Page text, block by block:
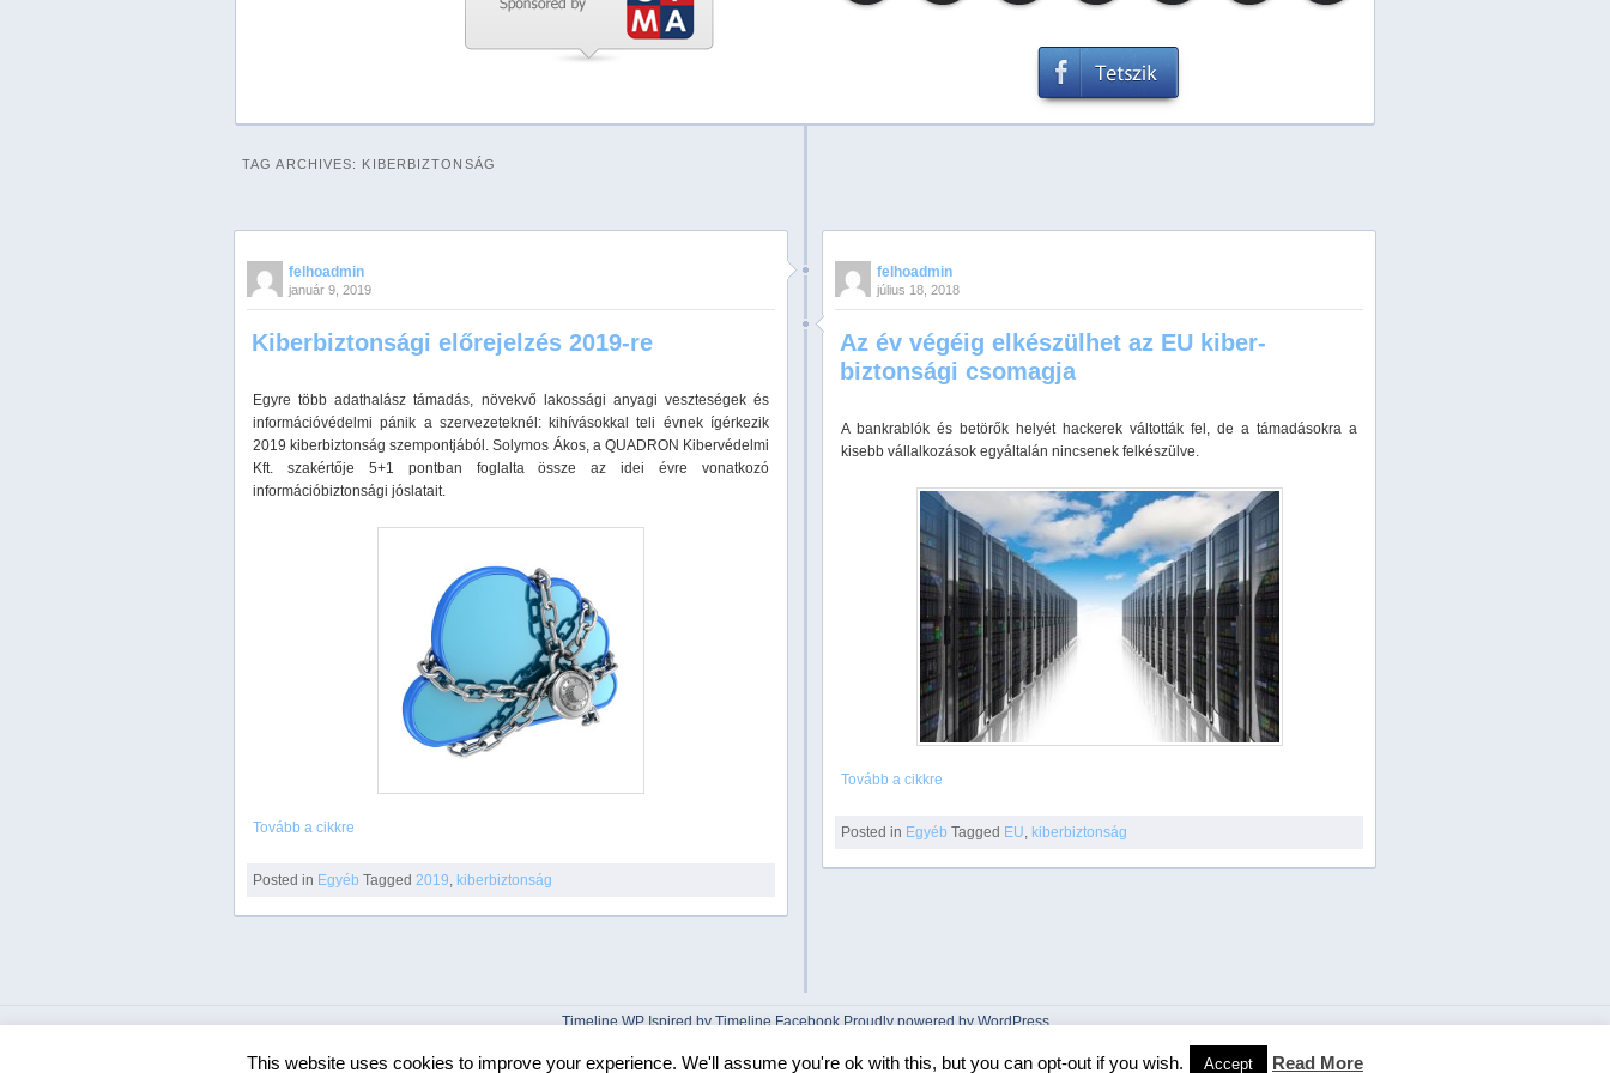
PreviousNextStop
4
5
TAG ARCHIVES: KIBERBIZTONSÁG
felhoadmin
január 9, 2019
Kiberbiztonsági előrejelzés 2019-re
Egyre több adathalász támadás, növekvő lakossági anyagi veszteségek és
információvédelmi pánik a szervezeteknél: kihívásokkal teli évnek ígérkezik
2019 kiberbiztonság szempontjából. Solymos Ákos, a QUADRON Kibervédelmi
Kft. szakértője 5+1 pontban foglalta össze az idei évre vonatkozó
információbiztonsági jóslatait.
Tovább a cikkre
Posted in Egyéb Tagged 2019 kiberbiztonság
felhoadmin
július 18, 2018
Az év végéig elkészülhet az EU kiber­
biztonsági csomagja
A bankrablók és betörők helyét hackerek váltották fel, de a támadásokra a
kisebb vállalkozások egyáltalán nincsenek felkészülve.
Tovább a cikkre
Posted in Egyéb Tagged EU kiberbiztonság
Timeline WPIspired by Timeline Facebook Proudly powered by WordPress
This website uses cookies to improve your experience. We'll assume you're ok with this, but you can opt-out if you wish. Accept Read More